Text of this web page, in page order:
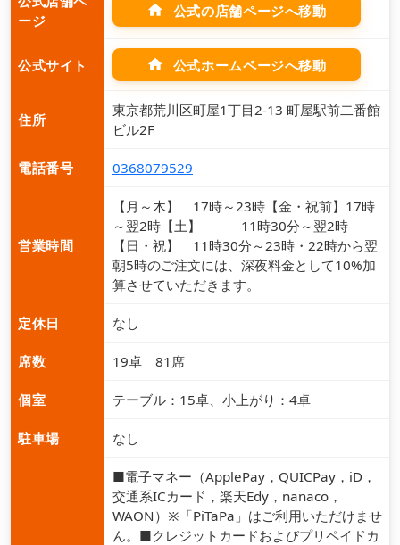
ージ
home 公式の店舗ページへ移動
公式サイト home 公式ホームページへ移動
住所
東京都荒川区町屋1丁目2-13 町屋駅前二番館
ビル2F
電話番号 0368079529
営業時間
【月～木】 17時～23時【金・祝前】17時
～翌2時【土】 11時30分～翌2時
【日・祝】 11時30分～23時・22時から翌
朝5時のご注文には、深夜料金として10%加
算させていただきます。
定休日 なし
席数 19卓 81席
個室 テーブル：15卓、小上がり：4卓
駐車場 なし
■電子マネー（ApplePay，QUICPay，iD，
交通系ICカード，楽天Edy，nanaco，
WAON）※「PiTaPa」はご利用いただけませ
ん。■クレジットカードおよびプリペイドカ